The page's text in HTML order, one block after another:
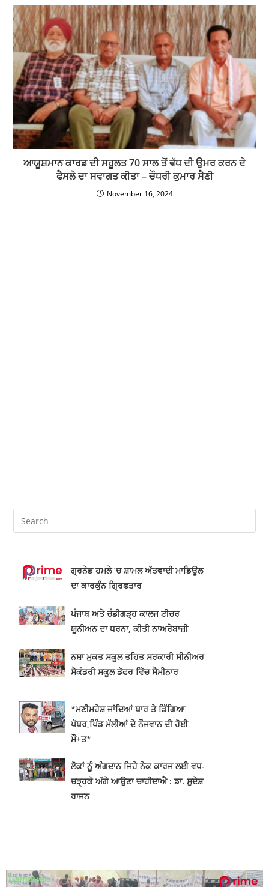
ਆਯੂਸ਼ਮਾਨ ਕਾਰਡ ਦੀ ਸਹੂਲਤ 70 ਸਾਲ ਤੋਂ ਵੱਧ ਦੀ ਉਮਰ ਕਰਨ ਦੇ
ਫੈਸਲੇ ਦਾ ਸਵਾਗਤ ਕੀਤਾ – ਚੌਧਰੀ ਕੁਮਾਰ ਸੈਣੀ
November 16, 2024
ਗ੍ਰਨੇਡ ਹਮਲੇ ’ਚ ਸ਼ਾਮਲ ਅੱਤਵਾਦੀ ਮਾਡਿਊਲ
ਦਾ ਕਾਰਕੁੰਨ ਗ੍ਰਿਫਤਾਰ
ਪੰਜਾਬ ਅਤੇ ਚੰਡੀਗੜ੍ਹ ਕਾਲਜ ਟੀਚਰ
ਯੂਨੀਅਨ ਦਾ ਧਰਨਾ, ਕੀਤੀ ਨਾਅਰੇਬਾਜ਼ੀ
ਨਸ਼ਾ ਮੁਕਤ ਸਕੂਲ ਤਹਿਤ ਸਰਕਾਰੀ ਸੀਨੀਅਰ
ਸੈਕੰਡਰੀ ਸਕੂਲ ਡੱਫਰ ਵਿੱਚ ਸੈਮੀਨਾਰ
*ਮਣੀਮਹੇਸ਼ ਜਾਂਦਿਆਂ ਥਾਰ ਤੇ ਡਿੱਗਿਆ
ਪੱਥਰ,ਪਿੰਡ ਮੱਲੀਆਂ ਦੇ ਨੌਜਵਾਨ ਦੀ ਹੋਈ
ਮੌ+ਤ*
ਲੋਕਾਂ ਨੂੂੰ ਅੰਗਦਾਨ ਜਿਹੇ ਨੇਕ ਕਾਰਜ ਲਈ ਵਧ-
ਚੜ੍ਹਕੇ ਅੱਗੇ ਆਉਣਾ ਚਾਹੀਦਾਐ : ਡਾ. ਸੁਦੇਸ਼
ਰਾਜਨ